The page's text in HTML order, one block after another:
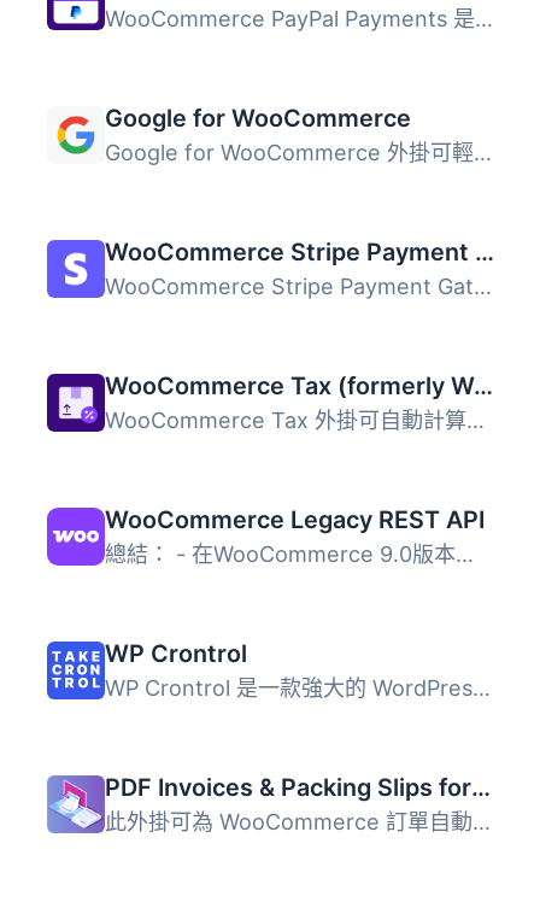
WooCommerce PayPal Payments 是一個全方位解決方案，幫助商...
Google for WooCommerce
Google for WooCommerce 外掛可輕鬆將您的 WooCommerce 產品...
WooCommerce Stripe Payment Gateway
WooCommerce Stripe Payment Gateway 外掛提供最佳化的結帳體...
WooCommerce Tax (formerly WooCommerce Shipping & Tax)
WooCommerce Tax 外掛可自動計算並收取銷售稅，簡化商店的稅...
WooCommerce Legacy REST API
總結： - 在WooCommerce 9.0版本起，Legacy REST API將不再是...
WP Crontrol
WP Crontrol 是一款強大的 WordPress 外掛，讓使用者能夠全面...
PDF Invoices & Packing Slips for WooCommerce
此外掛可為 WooCommerce 訂單自動產生 PDF 或 XML 格式的發票...